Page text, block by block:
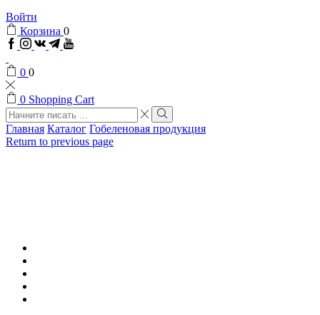
Войти
Корзина 0
Facebook
Instagram
VKTelegram
Youtube
0 0
0 Shopping Cart
Search
input
Search
Главная Каталог Гобеленовая продукция
Return to previous page